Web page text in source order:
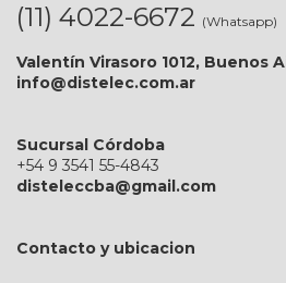
(11) 4022-6672 (Whatsapp)
Valentín Virasoro 1012, Buenos
info@distelec.com.ar
Sucursal Córdoba
+54 9 3541 55-4843
disteleccba@gmail.com
Contacto y ubicacion